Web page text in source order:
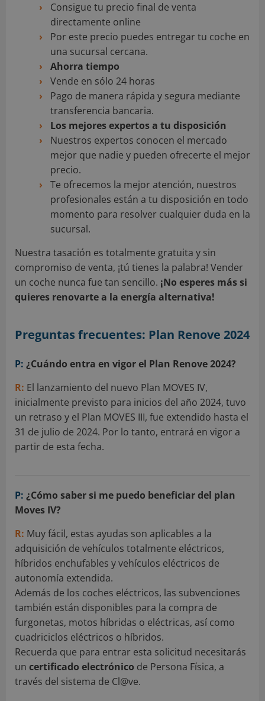
Consigue tu precio final de venta
directamente online
Por este precio puedes entregar tu coche en
una sucursal cercana.
Ahorra tiempo
Vende en sólo 24 horas
Pago de manera rápida y segura mediante
transferencia bancaria.
Los mejores expertos a tu disposición
Nuestros expertos conocen el mercado
mejor que nadie y pueden ofrecerte el mejor
precio.
Te ofrecemos la mejor atención, nuestros
profesionales están a tu disposición en todo
momento para resolver cualquier duda en la
sucursal.
Nuestra tasación es totalmente gratuita y sin
compromiso de venta, ¡tú tienes la palabra! Vender
un coche nunca fue tan sencillo. ¡No esperes más si
quieres renovarte a la energía alternativa!
Preguntas frecuentes: Plan Renove 2024
P: ¿Cuándo entra en vigor el Plan Renove 2024?
R: El lanzamiento del nuevo Plan MOVES IV,
inicialmente previsto para inicios del año 2024, tuvo
un retraso y el Plan MOVES III, fue extendido hasta el
31 de julio de 2024. Por lo tanto, entrará en vigor a
partir de esta fecha.
P: ¿Cómo saber si me puedo beneficiar del plan
Moves IV?
R: Muy fácil, estas ayudas son aplicables a la
adquisición de vehículos totalmente eléctricos,
híbridos enchufables y vehículos eléctricos de
autonomía extendida.
Además de los coches eléctricos, las subvenciones
también están disponibles para la compra de
furgonetas, motos híbridas o eléctricas, así como
cuadriciclos eléctricos o híbridos.
Recuerda que para entrar esta solicitud necesitarás
un certificado electrónico de Persona Física, a
través del sistema de Cl@ve.